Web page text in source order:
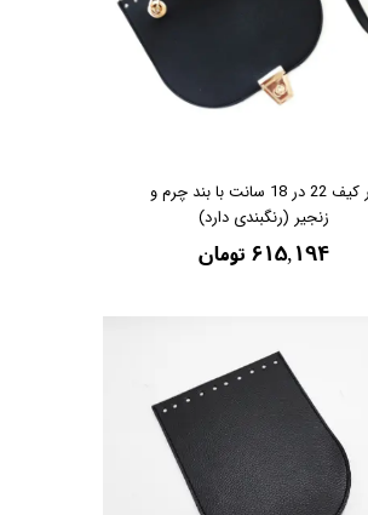
در کیف 22 در 18 سانت با بند چرم و
زنجیر (رنگبندی دارد)
۶۱۵,۱۹۴ تومان